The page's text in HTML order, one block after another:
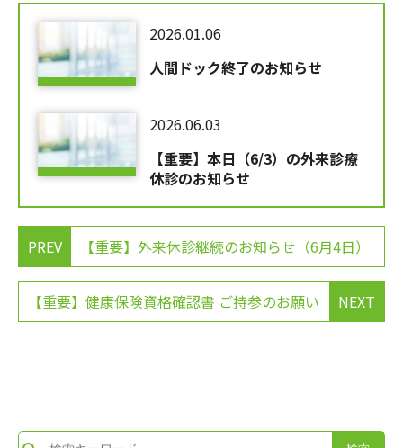
2026.01.06
人間ドック終了のお知らせ
2026.06.03
【重要】本日（6/3）の外来診療
休診のお知らせ
PREV 【重要】外来休診継続のお知らせ（6月4日）
NEXT
【重要】健康保険資格確認書 ご持参のお願い